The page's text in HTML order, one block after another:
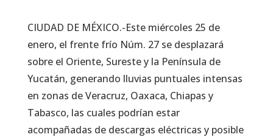
CIUDAD DE MÉXICO.-Este miércoles 25 de
enero, el frente frío Núm. 27 se desplazará
sobre el Oriente, Sureste y la Península de
Yucatán, generando lluvias puntuales intensas
en zonas de Veracruz, Oaxaca, Chiapas y
Tabasco, las cuales podrían estar
acompañadas de descargas eléctricas y posible